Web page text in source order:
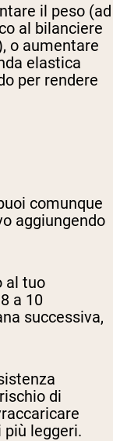
il peso (ad
al bilanciere
o aumentare
elastica
per rendere
comunque
aggiungendo
al tuo
a 10
successiva,
di
leggeri.